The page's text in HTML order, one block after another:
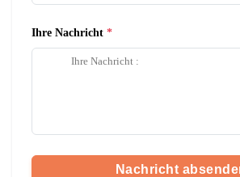
Ihre Nachricht
Nachricht